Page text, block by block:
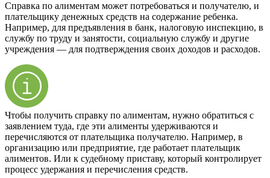
Справка по алиментам может потребоваться и получателю, и
плательщику денежных средств на содержание ребенка.
Например, для предъявления в банк, налоговую инспекцию, в
службу по труду и занятости, социальную службу и другие
учреждения — для подтверждения своих доходов и расходов.
Чтобы получить справку по алиментам, нужно обратиться с
заявлением туда, где эти алименты удерживаются и
перечисляются от плательщика получателю. Например, в
организацию или предприятие, где работает плательщик
алиментов. Или к судебному приставу, который контролирует
процесс удержания и перечисления средств.